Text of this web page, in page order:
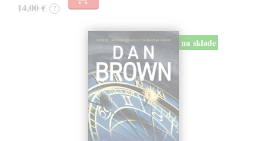
14,00 € ?
na sklade